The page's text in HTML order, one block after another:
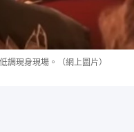
調現身現場。（網上圖片）